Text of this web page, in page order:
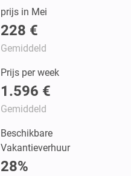
prijs in Mei
228 €
Gemiddeld
Prijs per week
1.596 €
Gemiddeld
Beschikbare
Vakantieverhuur
28%